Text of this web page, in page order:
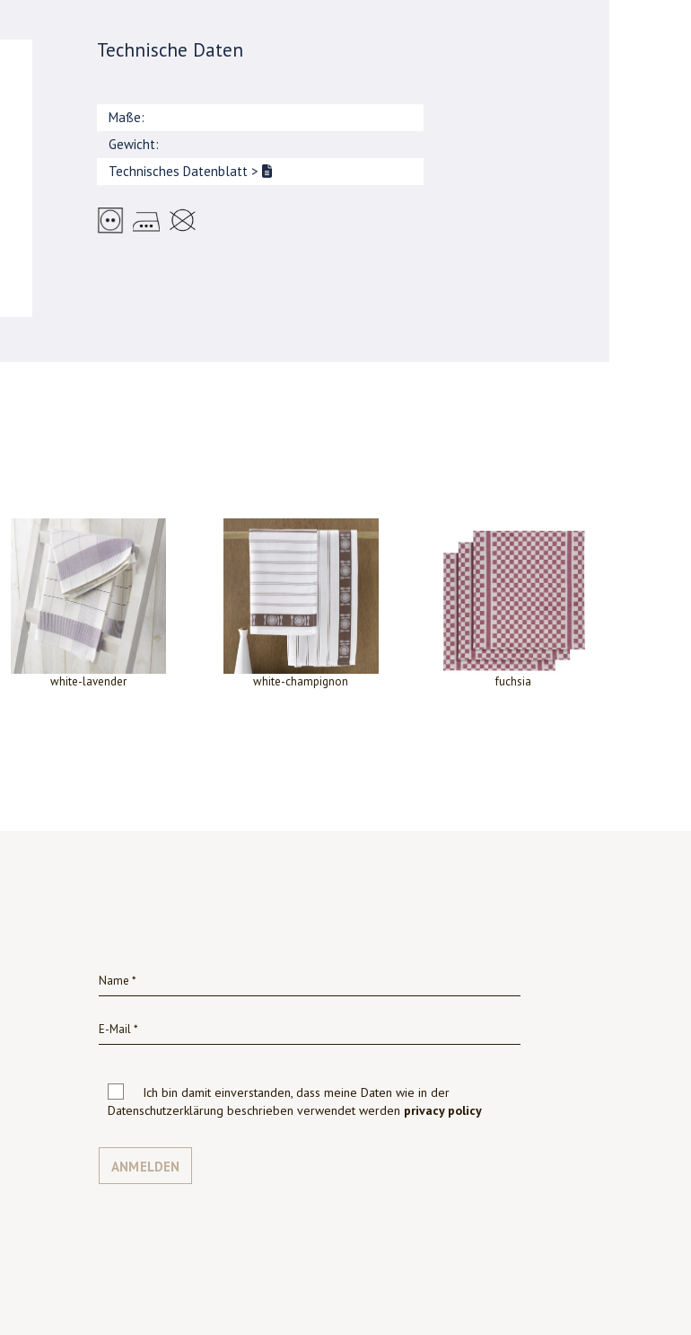
Technische Daten
Maße:
Gewicht:
Technisches Datenblatt >
white-lavender white-champignon fuchsia
Ich bin damit einverstanden, dass meine Daten wie in der
Datenschutzerklärung beschrieben verwendet werden privacy policy
ANMELDEN